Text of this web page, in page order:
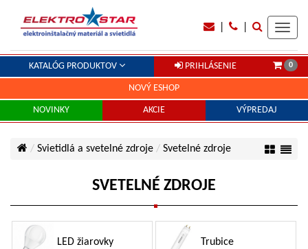
KATALÓG PRODUKTOV PRIHLÁSENIE 0
NOVÝ ESHOP
NOVINKY AKCIE VÝPREDAJ
Svietidlá a svetelné zdroje Svetelné zdroje
SVETELNÉ ZDROJE
LED žiarovky Trubice